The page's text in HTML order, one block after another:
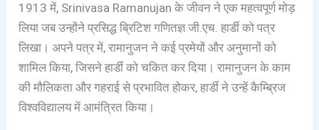
1913 में, Srinivasa Ramanujan के जीवन ने एक महत्वपूर्ण मोड़
लिया जब उन्होंने प्रसिद्ध ब्रिटिश गणितज्ञ जी.एच. हार्डी को पत्र
लिखा। अपने पत्र में, रामानुजन ने कई प्रमेयों और अनुमानों को
शामिल किया, जिसने हार्डी को चकित कर दिया। रामानुजन के काम
की मौलिकता और गहराई से प्रभावित होकर, हार्डी ने उन्हें कैम्ब्रिज
विश्वविद्यालय में आमंत्रित किया।